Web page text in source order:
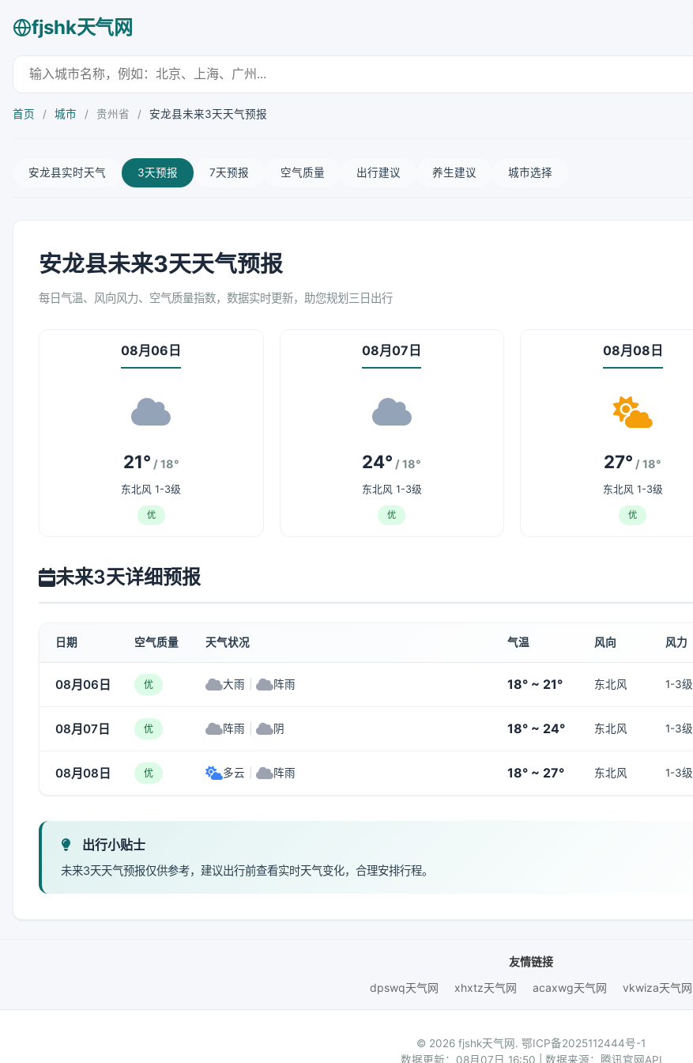
fjshk天气网
首页 / 城市 / 贵州省 / 安龙县未来3天天气预报
安龙县实时天气 3天预报 7天预报 空气质量 出行建议 养生建议 城市选择
安龙县未来3天天气预报
每日气温、风向风力、空气质量指数，数据实时更新，助您规划三日出行
08月06日
21° / 18°
东北风 1-3级
优
08月07日
24° / 18°
东北风 1-3级
优
08月08日
27° / 18°
东北风 1-3级
优
未来3天详细预报
日期 空气质量 天气状况 气温 风向 风力
08月06日 优 大雨 阵雨 18° ~ 21° 东北风 1-3级
08月07日 优 阵雨 阴 18° ~ 24° 东北风 1-3级
08月08日 优 多云 阵雨 18° ~ 27° 东北风 1-3级
出行小贴士
未来3天天气预报仅供参考，建议出行前查看实时天气变化，合理安排行程。
友情链接
dpswq天气网
xhxtz天气网 acaxwg天气网 vkwiza天气网
© 2026 fjshk天气网. 鄂ICP备2025112444号-1
数据更新：08月07日 16:50 | 数据来源：腾讯官网API